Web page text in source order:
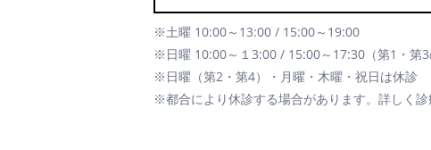
※土曜 10:00～13:00 / 15:00～19:00
※日曜 10:00～１3:00 / 15:00～17:30（第1・第3
※日曜（第2・第4）・月曜・木曜・祝日は休診
※都合により休診する場合があります。詳しく